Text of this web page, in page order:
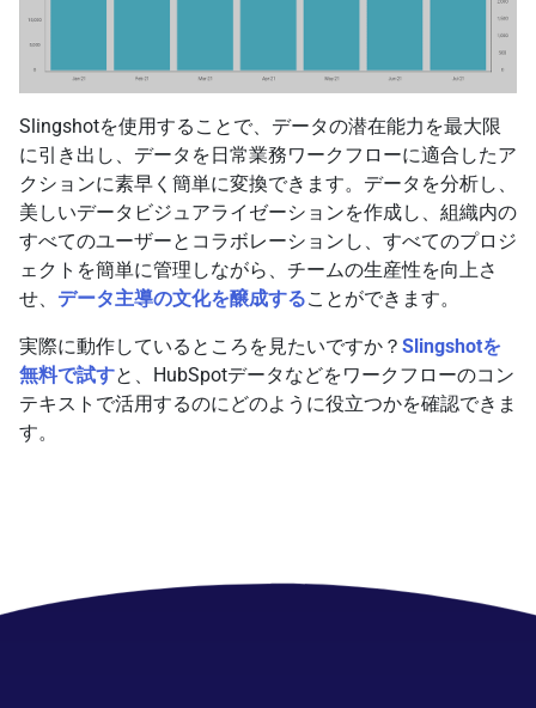
Slingshotを使用することで、データの潜在能力を最大限
に引き出し、データを日常業務ワークフローに適合したア
クションに素早く簡単に変換できます。データを分析し、
美しいデータビジュアライゼーションを作成し、組織内の
すべてのユーザーとコラボレーションし、すべてのプロジ
ェクトを簡単に管理しながら、チームの生産性を向上さ
せ、 データ主導の文化を醸成することができます。
実際に動作しているところを見たいですか？ Slingshotを
無料で試すと、HubSpotデータなどをワークフローのコン
テキストで活用するのにどのように役立つかを確認できま
す。